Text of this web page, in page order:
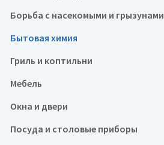
Борьба с насекомыми и грызунами
Бытовая химия
Гриль и коптильни
Мебель
Окна и двери
Посуда и столовые приборы